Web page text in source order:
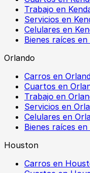
Trabajo en
Servicios en
Celulares en
Bienes raíces en
Orlando
Carros en
Cuartos en
Trabajo en
Servicios en
Celulares en
Bienes raíces
Houston
Carros en